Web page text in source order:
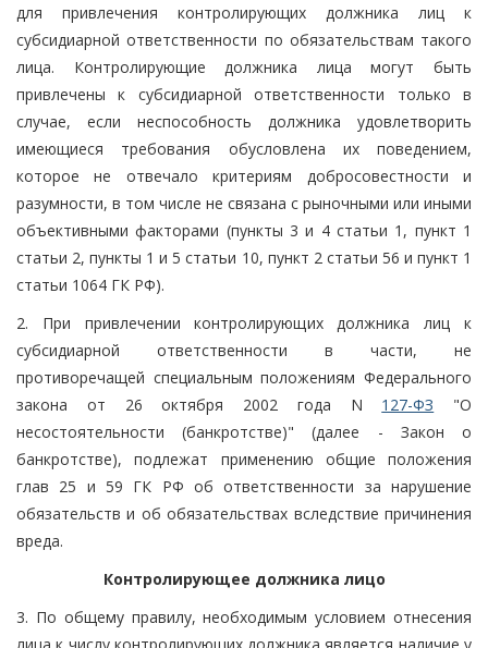
для привлечения контролирующих должника лиц к
субсидиарной ответственности по обязательствам такого
лица. Контролирующие должника лица могут быть
привлечены к субсидиарной ответственности только в
случае, если неспособность должника удовлетворить
имеющиеся требования обусловлена их поведением,
которое не отвечало критериям добросовестности и
разумности, в том числе не связана с рыночными или иными
объективными факторами (пункты 3 и 4 статьи 1, пункт 1
статьи 2, пункты 1 и 5 статьи 10, пункт 2 статьи 56 и пункт 1
статьи 1064 ГК РФ).
2. При привлечении контролирующих должника лиц к
субсидиарной ответственности в части, не
противоречащей специальным положениям Федерального
закона от 26 октября 2002 года N 127-ФЗ "О
несостоятельности (банкротстве)" (далее - Закон о
банкротстве), подлежат применению общие положения
глав 25 и 59 ГК РФ об ответственности за нарушение
обязательств и об обязательствах вследствие причинения
вреда.
Контролирующее должника лицо
3. По общему правилу, необходимым условием отнесения